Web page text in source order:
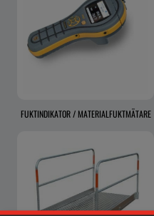
FUKTINDIKATOR / MATERIALFUKTMÄTARE